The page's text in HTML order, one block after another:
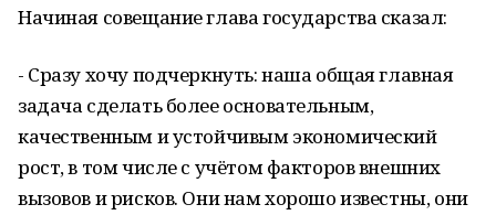
Начиная совещание глава государства сказал:
- Сразу хочу подчеркнуть: наша общая главная
задача сделать более основательным,
качественным и устойчивым экономический
рост, в том числе с учётом факторов внешних
вызовов и рисков. Они нам хорошо известны, они